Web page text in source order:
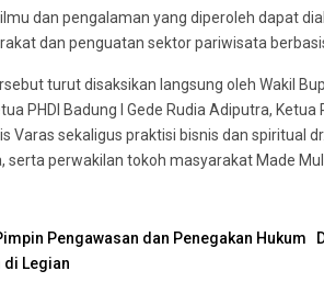
dan pengalaman yang diperoleh dapat
dan penguatan sektor pariwisata
turut disaksikan langsung oleh Wakil
PHDI Badung I Gede Rudia Adiputra, Ketua
Varas sekaligus praktisi bisnis dan spiritual
serta perwakilan tokoh masyarakat Made
Pengawasan dan Penegakan Hukum
di Legian